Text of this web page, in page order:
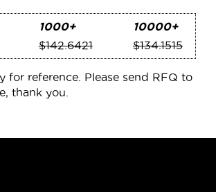
1000+
$142.6421
10000+
$134.1515
reference. Please send RFQ to
thank you.